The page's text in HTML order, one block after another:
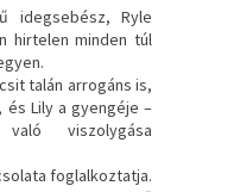
idegsebész, Ryle
hirtelen minden túl
talán arrogáns is,
Lily a gyengéje –
viszolygása
foglalkoztatja.